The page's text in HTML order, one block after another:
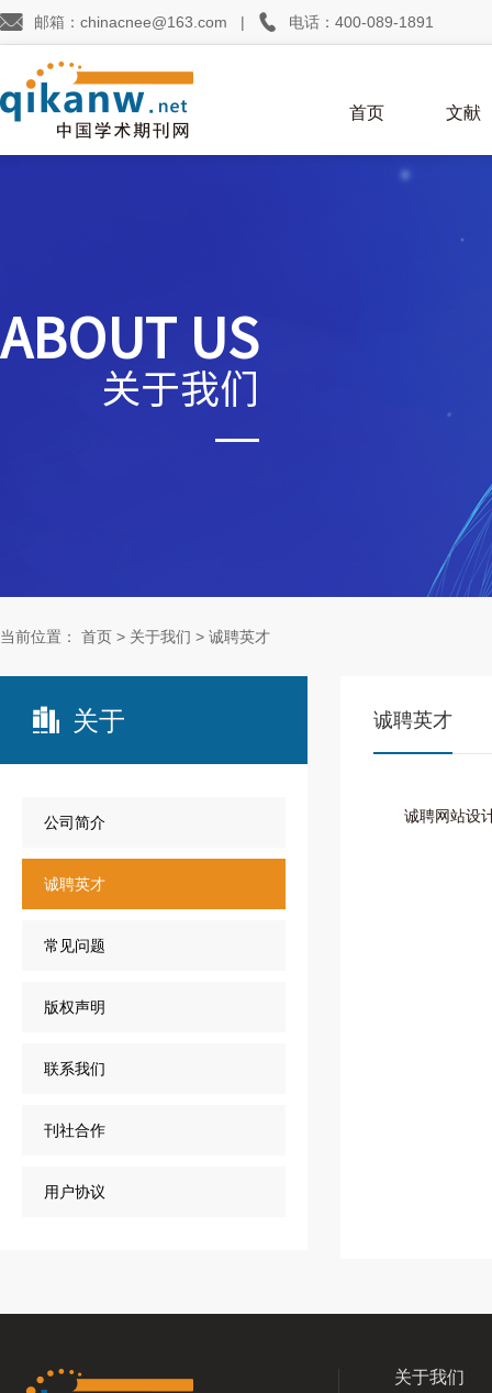
 邮箱：chinacnee@163.com |  电话：400-089-1891
首页 文献
ABOUT US
关于我们
当前位置： 首页 > 关于我们 > 诚聘英才
 关于
公司简介
诚聘英才
常见问题
版权声明
联系我们
刊社合作
用户协议
诚聘英才
诚聘网站设
关于我们